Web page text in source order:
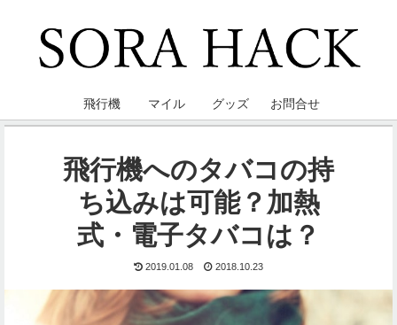
飛行機 マイル グッズ お問合せ
飛行機へのタバコの持
ち込みは可能？加熱
式・電子タバコは？
2019.01.08 2018.10.23